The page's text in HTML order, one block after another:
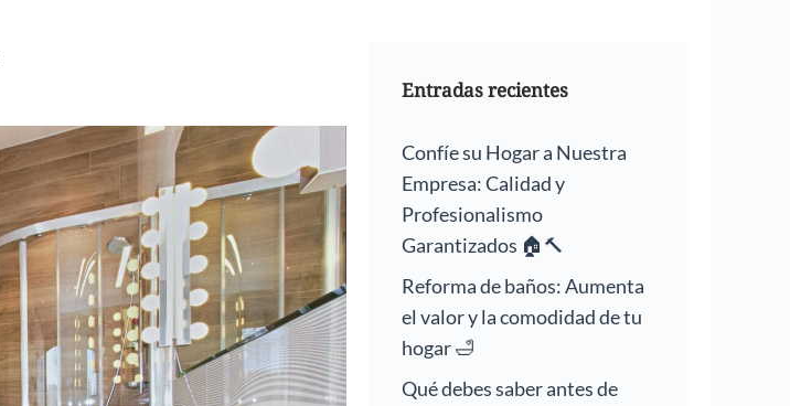
Entradas recientes
Confíe su Hogar a Nuestra
Empresa: Calidad y
Profesionalismo
Garantizados 🏠🔨
Reforma de baños: Aumenta
el valor y la comodidad de tu
hogar 🛁
Qué debes saber antes de